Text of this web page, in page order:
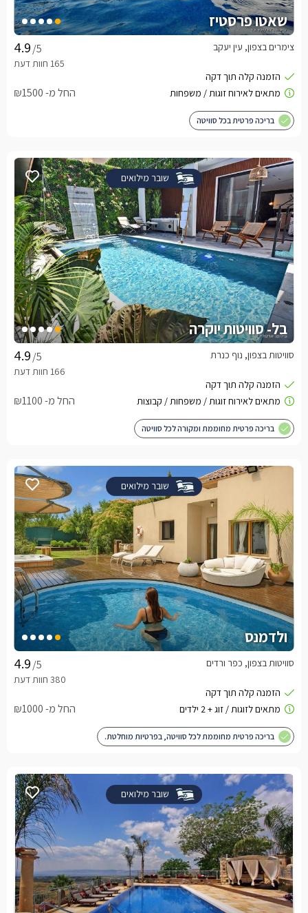
שאטו פרסטיז
/5 צימרים בצפון, עין יעקב
החל מ- ₪1500
בריכה פרטית בכל סוויטה
שובר מילואים
בל- סוויטות יוקרה
/5 סוויטות בצפון, נוף כנרת
החל מ- ₪1100
בריכה פרטית מחוממת ומקורה לכל סוויטה
שובר מילואים
ולדמנס
/5 סוויטות בצפון, כפר ורדים
החל מ- ₪1000
בריכה פרטית מחוממת לכל סוויטה, בפרטיות מוחלטת.
שובר מילואים